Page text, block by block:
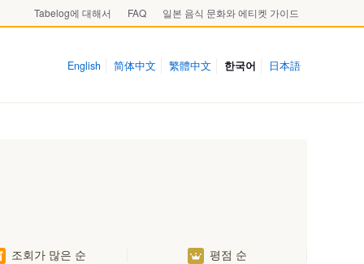
Tabelog에 대해서 FAQ 일본 음식 문화와 에티켓 가이드
English 简体中文 繁體中文 한국어 日本語
조회가 많은 순 평점 순